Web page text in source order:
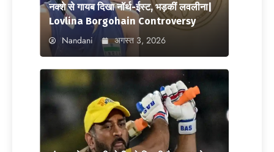
नक्शे से गायब दिखा नॉर्थ-ईस्ट, भड़कीं लवलीना|
Lovlina Borgohain Controversy
Nandani अगस्त 3, 2026